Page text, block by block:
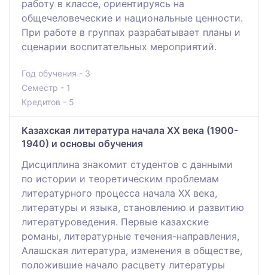
работу в классе, ориентируясь на
общечеловеческие и национальные ценности.
При работе в группах разрабатывает планы и
сценарии воспитательных мероприятий.
Год обучения - 3
Семестр - 1
Кредитов - 5
Казахская литература начала ХХ века (1900-
1940) и основы обучения
Дисциплина знакомит студентов с данными
по истории и теоретическим проблемам
литературного процесса начала ХХ века,
литературы и языка, становлению и развитию
литературоведения. Первые казахские
романы, литературные течения-направления,
Алашская литература, изменения в обществе,
положившие начало расцвету литературы